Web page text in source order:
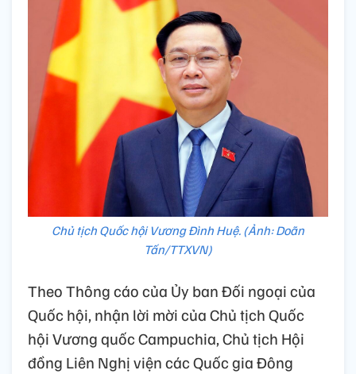
Chủ tịch Quốc hội Vương Đình Huệ. (Ảnh: Doãn
Tấn/TTXVN)
Theo Thông cáo của Ủy ban Đối ngoại của
Quốc hội, nhận lời mời của Chủ tịch Quốc
hội Vương quốc Campuchia, Chủ tịch Hội
đồng Liên Nghị viện các Quốc gia Đông